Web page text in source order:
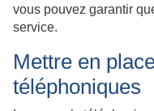
vous pouvez garantir
service.
Mettre en
téléphoniques